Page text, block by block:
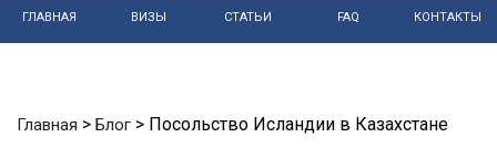
ГЛАВНАЯ ВИЗЫ СТАТЬИ FAQ КОНТАКТЫ
Главная > Блог > Посольство Исландии в Казахстане